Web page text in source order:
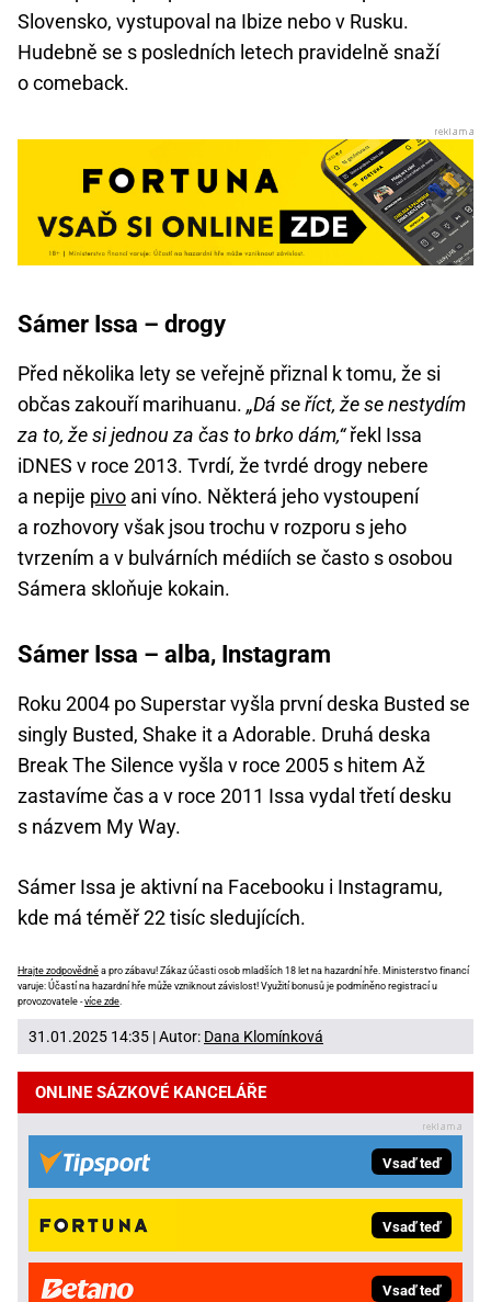
Slovensko, vystupoval na Ibize nebo v Rusku.
Hudebně se s posledních letech pravidelně snaží
o comeback.
Sámer Issa – drogy
Před několika lety se veřejně přiznal k tomu, že si
občas zakouří marihuanu. „Dá se říct, že se nestydím
za to, že si jednou za čas to brko dám,“řekl Issa
iDNES v roce 2013. Tvrdí, že tvrdé drogy nebere
a nepije pivo ani víno. Některá jeho vystoupení
a rozhovory však jsou trochu v rozporu s jeho
tvrzením a v bulvárních médiích se často s osobou
Sámera skloňuje kokain.
Sámer Issa – alba, Instagram
Roku 2004 po Superstar vyšla první deska Busted se
singly Busted, Shake it a Adorable. Druhá deska
Break The Silence vyšla v roce 2005 s hitem Až
zastavíme čas a v roce 2011 Issa vydal třetí desku
s názvem My Way.
Sámer Issa je aktivní na Facebooku i Instagramu,
kde má téměř 22 tisíc sledujících.
Hrajte zodpovědně a pro zábavu! Zákaz účasti osob mladších 18 let na hazardní hře. Ministerstvo financí
varuje: Účastí na hazardní hře může vzniknout závislost! Využití bonusů je podmíněno registrací u
provozovatele -více zde
31.01.2025 14:35 | Autor: Dana Klomínková
ONLINE SÁZKOVÉ KANCELÁŘE
Vsaď teď
Vsaď teď
Vsaď teď